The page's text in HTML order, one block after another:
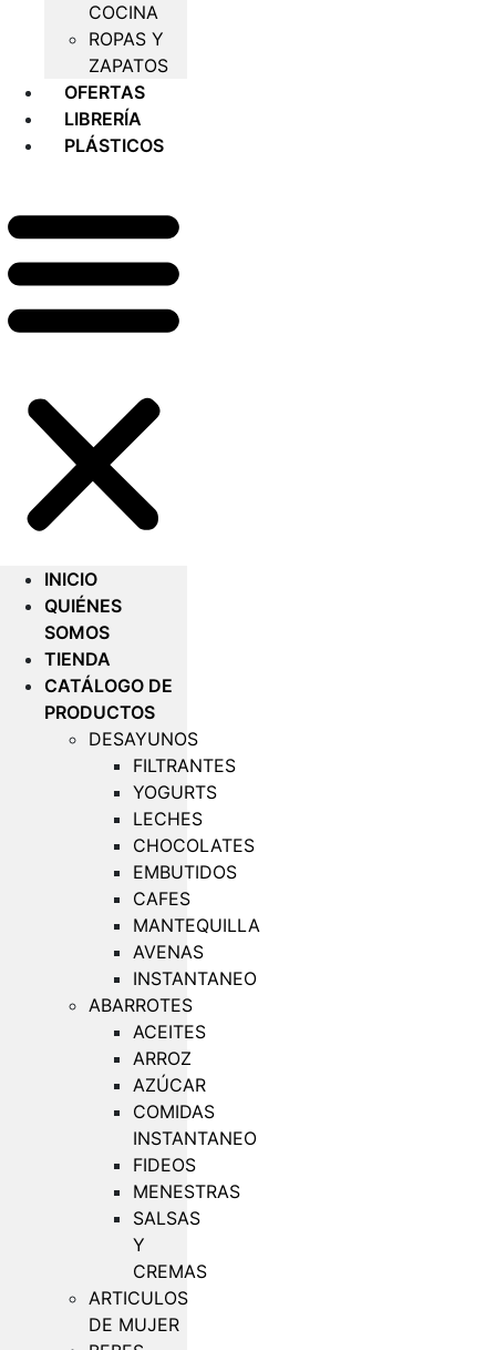
COCINA
ROPAS Y
ZAPATOS
OFERTAS
LIBRERÍA
PLÁSTICOS
INICIO
QUIÉNES
SOMOS
TIENDA
CATÁLOGO DE
PRODUCTOS
DESAYUNOS
FILTRANTES
YOGURTS
LECHES
CHOCOLATES
EMBUTIDOS
CAFES
MANTEQUILLA
AVENAS
INSTANTANEO
ABARROTES
ACEITES
ARROZ
AZÚCAR
COMIDAS
INSTANTANEO
FIDEOS
MENESTRAS
SALSAS
Y
CREMAS
ARTICULOS
DE MUJER